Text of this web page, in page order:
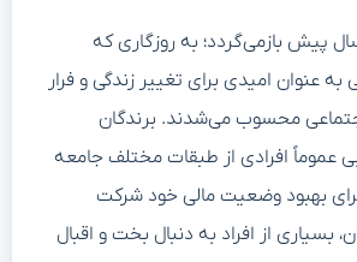
داستان به ۷۰ سال پیش بازمی‌گردد؛ به روزگاری که
عنوان امیدی برای تغییر زندگی و فرار
محسوب می‌شدند. برندگان
عموماً افرادی از طبقات مختلف جامعه
بهبود وضعیت مالی خود شرکت
بسیاری از افراد به دنبال بخت و اقبال